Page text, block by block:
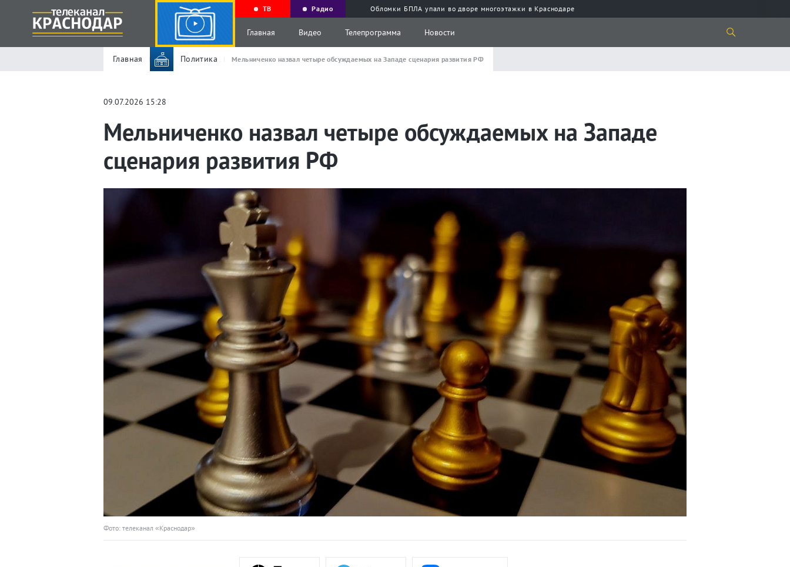
ТВ Радио Обломки БПЛА упали во дворе многоэтажки в Краснодаре
Главная Видео Телепрограмма Новости
Главная Политика Мельниченко назвал четыре обсуждаемых на Западе сценария развития РФ
09.07.2026 15:28
Мельниченко назвал четыре обсуждаемых на Западе
сценария развития РФ
Фото: телеканал «Краснодар»